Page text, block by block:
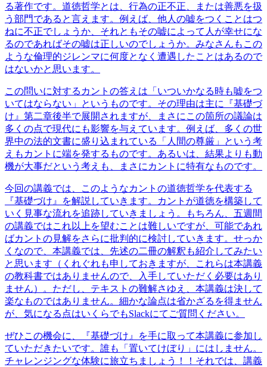
る著作です。道徳哲学とは、行為の正不正、または善悪を扱
う部門であると言えます。例えば、他人の嘘をつくことはつ
ねに不正でしょうか、それともその嘘によって人が幸せにな
るのであればその嘘は正しいのでしょうか。みなさんもこの
ような倫理的ジレンマに何度となく遭遇したことはあるので
はないかと思います。
この問いに対するカントの答えは「いついかなる時も嘘をつ
いてはならない」というものです。その理由は主に『基礎づ
け』第二章後半で展開されますが、まさにこの箇所の議論は
多くの点で現代にも影響を与えています。例えば、多くの世
界中の法的文書に盛り込まれている「人間の尊厳」という考
えもカントに端を発するものです。あるいは、結果よりも動
機が大事だという考えも、まさにカントに特有なものです。
今回の講義では、このようなカントの道徳哲学を代表する
『基礎づけ』を解説していきます。カントが道徳を構築して
いく見事な流れを追跡していきましょう。もちろん、五週間
の講義ではこれ以上を望むことは難しいですが、可能であれ
ばカントの見解をさらに批判的に検討していきます。せっか
くなので、本講義では、先述の二冊の解釈も紹介してみたい
と思います（くれぐれも申しておきますが、これらは本講義
の教科書ではありませんので、入手していただく必要はあり
ません）。ただし、テキストの難解さゆえ、本講義は決して
楽なものではありません。細かな論点は省かざるを得ません
が、気になる点はいくらでもSlackにてご質問ください。
ぜひこの機会に、『基礎づけ』を手に取って本講義に参加し
ていただきたいです。誰も「置いてけぼり」にはしません。
チャレンジングな体験に旅立ちましょう！！それでは、講義